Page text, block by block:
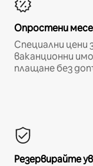
Опростени
Специални цени
ваканционни
плащане без
Резервирайте